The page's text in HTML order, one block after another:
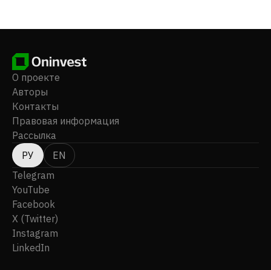
AKORA Resources Limited была зарегистрирована в
О проекте
Авторы
Контакты
Правовая информация
Рассылка
РУ
EN
Telegram
YouTube
Facebook
X (Twitter)
Instagram
LinkedIn